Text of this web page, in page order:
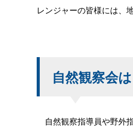
レンジャーの皆様には、
自然観察会
自然観察指導員や野外